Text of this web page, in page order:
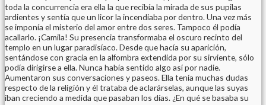
toda la concurrencia era ella la que recibía la mirada de sus pupilas
ardientes y sentía que un licor la incendiaba por dentro. Una vez más
se imponía el misterio del amor entre dos seres. Tampoco él podía
acallarlo. ¡Camila! Su presencia transformaba el oscuro recinto del
templo en un lugar paradisíaco. Desde que hacía su aparición,
sentándose con gracia en la alfombra extendida por su sirviente, sólo
podía dirigirse a ella. Nunca había sentido algo así por nadie.
Aumentaron sus conversaciones y paseos. Ella tenía muchas dudas
respecto de la religión y él trataba de aclarárselas, aunque las suyas
iban creciendo a medida que pasaban los días. ¿En qué se basaba su